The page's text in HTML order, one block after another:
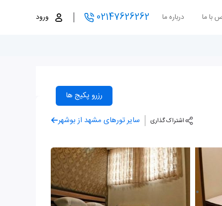
با ما درباره ما 02147626262 ورود
رزرو پکیج ها
اشتراک گذاری سایر تورهای مشهد از بوشهر